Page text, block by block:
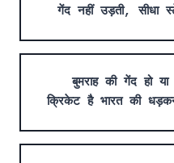
गेंद नहीं उड़ती, सीधा
बुमराह की गेंद हो
क्रिकेट है भारत की